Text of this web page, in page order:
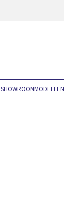
SHOWROOMMODELLEN